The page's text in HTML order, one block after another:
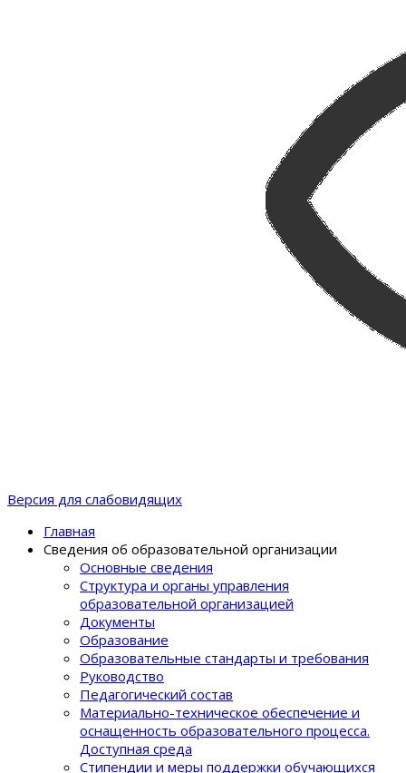
Версия для слабовидящих
Главная
Сведения об образовательной организации
Основные сведения
Структура и органы управления
образовательной организацией
Документы
Образование
Образовательные стандарты и требования
Руководство
Педагогический состав
Материально-техническое обеспечение и
оснащенность образовательного процеcса.
Доступная среда
Стипендии и меры поддержки обучающихся